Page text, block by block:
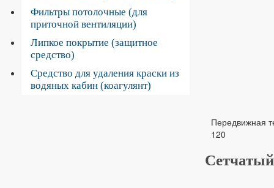
Фильтры потолочные (для
приточной вентиляции)
Липкое покрытие (защитное
средство)
Средство для удаления краски из
водяных кабин (коагулянт)
Передвижная
120